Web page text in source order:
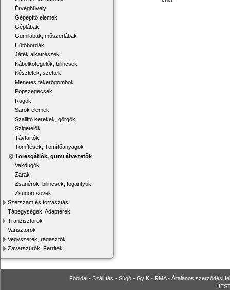
Érvéghüvely
Gépépítő elemek
Géplábak
Gumilábak, műszerlábak
Hűtőbordák
Játék alkatrészek
Kábelkötegelők, bilincsek
Készletek, szettek
Menetes tekerőgombok
Popszegecsek
Rugók
Sarok elemek
Szállító kerekek, görgők
Szigetelők
Távtartók
Tömítések, Tömítőanyagok
Törésgátlók, gumi átvezetők
Vakdugók
Zárak
Zsanérok, bilincsek, fogantyúk
Zsugorcsövek
Szerszám és forrasztás
Tápegységek, Adapterek
Tranzisztorok
Varisztorok
Vegyszerek, ragasztók
Zavarszűrők, Ferritek
Főoldal • Szállítás • Súgó • GyIK • RMA• Általános szerződési